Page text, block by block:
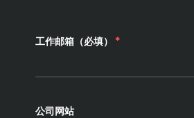
工作邮箱（必填） *
公司网站